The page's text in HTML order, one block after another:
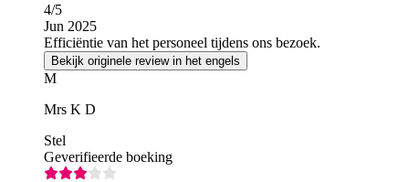
4/5
Jun 2025
Efficiëntie van het personeel tijdens ons bezoek.
Bekijk originele review in het engels
M
Mrs K D
Stel
Geverifieerde boeking